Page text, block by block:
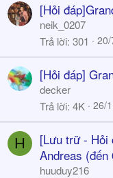
[Hỏi
neik_0207
Trả lời 301 20/
[Hỏi đáp]
decker
Trả lời 4K 26/
H
[Lưu trữ - Hỏi
Andreas (đến
huuduy216